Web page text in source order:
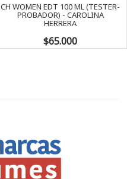
CH WOMEN EDT 100 ML (TESTER-
PROBADOR) - CAROLINA
HERRERA
$65.000